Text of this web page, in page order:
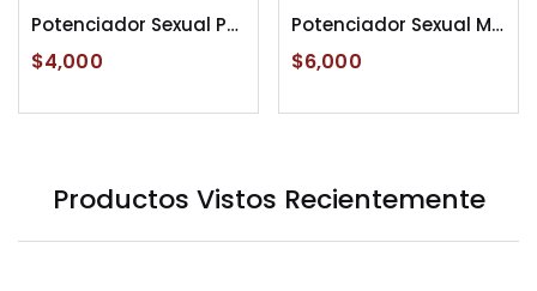
Potenciador Sexual PowerSex Sachet x 4 comprimidos
$4,000
Potenciador Sexual Masculino Furunbao (unidad)
$6,000
Productos Vistos Recientemente